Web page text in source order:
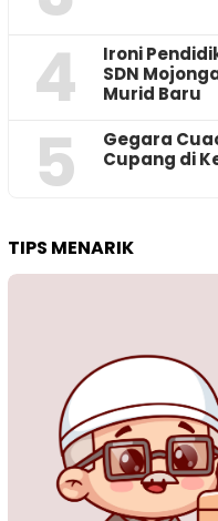
4
Ironi
SDN
Murid Baru
5
‎Gegara
Cupang di
TIPS MENARIK